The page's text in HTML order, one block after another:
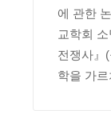
에 관한
교학회
전쟁사』
학을 가